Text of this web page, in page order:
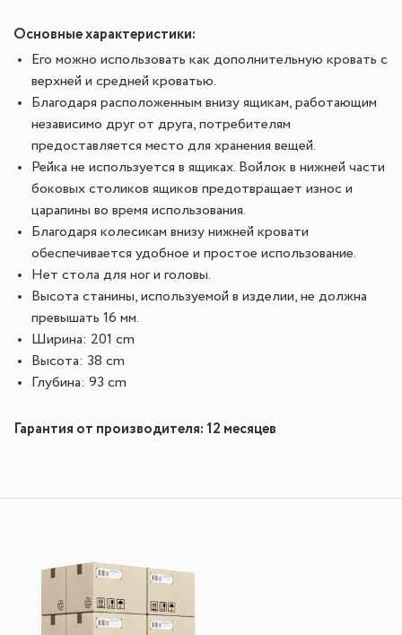
Основные характеристики:
Его можно использовать как дополнительную кровать с
верхней и средней кроватью.
Благодаря расположенным внизу ящикам, работающим
независимо друг от друга, потребителям
предоставляется место для хранения вещей.
Рейка не используется в ящиках. Войлок в нижней части
боковых столиков ящиков предотвращает износ и
царапины во время использования.
Благодаря колесикам внизу нижней кровати
обеспечивается удобное и простое использование.
Нет стола для ног и головы.
Высота станины, используемой в изделии, не должна
превышать 16 мм.
Ширина: 201 cm
Высота: 38 cm
Глубина: 93 cm
Гарантия от производителя: 12 месяцев